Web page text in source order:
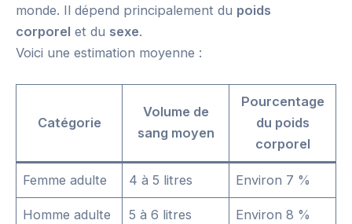
monde. Il dépend principalement du poids
corporel et du sexe.
Voici une estimation moyenne :
Catégorie
Volume de
sang moyen
Pourcentage
du poids
corporel
Femme adulte 4 à 5 litres Environ 7 %
Homme adulte 5 à 6 litres Environ 8 %